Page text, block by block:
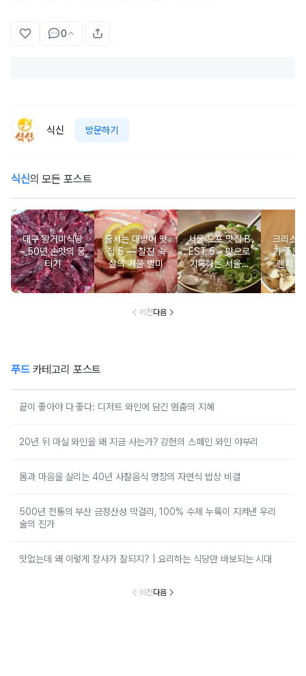
0
식신 방문하기
식신의 모든 포스트
대구 왕거미식당
– 50년 손맛의 뭉
티기
줄서는 대방어 맛
집 5 ― 찰진 속
살의 겨울 별미
서울 노포 맛집 B
EST 5 – 맛으로
기록하는 서울의
시간
크리스
기 좋은
렌치
이전다음
푸드카테고리 포스트
끝이 좋아야 다 좋다: 디저트 와인에 담긴 멈춤의 지혜
20년 뒤 마실 와인을 왜 지금 사는가? 강헌의 스페인 와인 야부리
몸과 마음을 살리는 40년 사찰음식 명장의 자연식 밥상 비결
500년 전통의 부산 금정산성 막걸리, 100% 수제 누룩이 지켜낸 우리
술의 진가
맛없는데 왜 이렇게 장사가 잘되지? | 요리하는 식당만 바보되는 시대
이전다음